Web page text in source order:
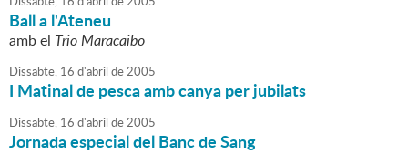
Ball a l'Ateneu
amb el Trio Maracaibo
Dissabte, 16 d'abril de2005
I Matinal de pesca amb canya per jubilats
Dissabte, 16 d'abril de2005
Jornada especial del Banc de Sang